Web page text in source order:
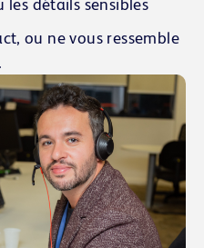
les détails sensibles
ou ne vous ressemble